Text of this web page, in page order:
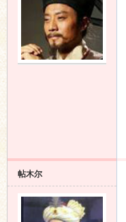
帖木尔